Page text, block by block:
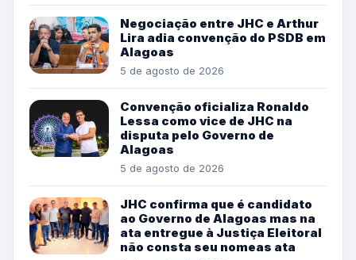
Negociação entre JHC e Arthur
Lira adia convenção do PSDB em
Alagoas
5 de agosto de 2026
Convenção oficializa Ronaldo
Lessa como vice de JHC na
disputa pelo Governo de
Alagoas
5 de agosto de 2026
JHC confirma que é candidato
ao Governo de Alagoas mas na
ata entregue à Justiça Eleitoral
não consta seu nomeas ata